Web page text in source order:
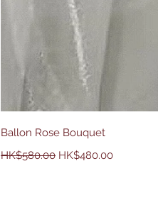
Ballon Rose Bouquet
一般價格
HK$580.00 促銷價格
HK$480.00